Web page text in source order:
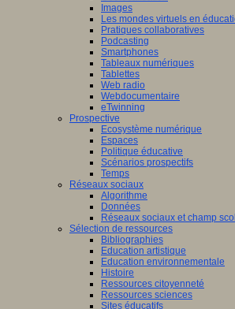
Images
Les mondes virtuels en
Pratiques collaboratives
Podcasting
Smartphones
Tableaux numériques
Tablettes
Web radio
Webdocumentaire
eTwinning
Prospective
Ecosystème numérique
Espaces
Politique éducative
Scénarios prospectifs
Temps
Réseaux sociaux
Algorithme
Données
Réseaux sociaux et champ
Sélection de ressources
Bibliographies
Education artistique
Education environnementale
Histoire
Ressources citoyenneté
Ressources sciences
Sites éducatifs